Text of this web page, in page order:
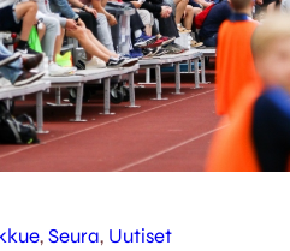
, Seura, Uutiset